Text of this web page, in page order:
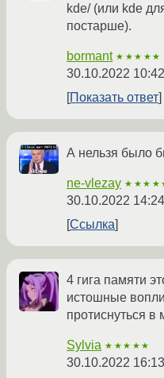
kde/ (или kde
постарше).
bormant ★★★★★
30.10.2022
Показать ответ
А нельзя было
ne-vlezay
30.10.2022
Ссылка
4 гига памяти
истошные
протиснуться в
Sylvia ★★★★★
30.10.2022